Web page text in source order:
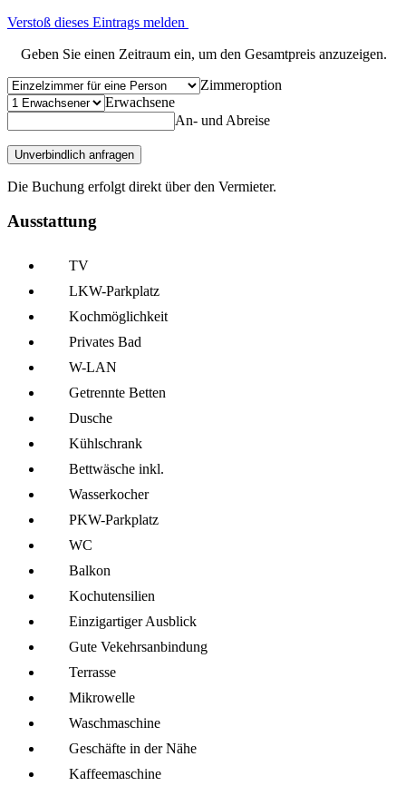
Verstoß dieses Eintrags melden
Geben Sie einen Zeitraum ein, um den Gesamtpreis anzuzeigen.
Zimmeroption
Erwachsene
An- und Abreise
Unverbindlich anfragen
Die Buchung erfolgt direkt über den Vermieter.
Ausstattung
TV
LKW-Parkplatz
Kochmöglich­keit
Privates Bad
W-LAN
Getrennte Betten
Dusche
Kühl­schrank
Bettwäsche inkl.
Wasserkocher
PKW-Parkplatz
WC
Balkon
Kochutensilien
Einzigartiger Ausblick
Gute Vekehrsanbindung
Terrasse
Mikro­welle
Wasch­maschine
Geschäfte in der Nähe
Kaffee­maschine